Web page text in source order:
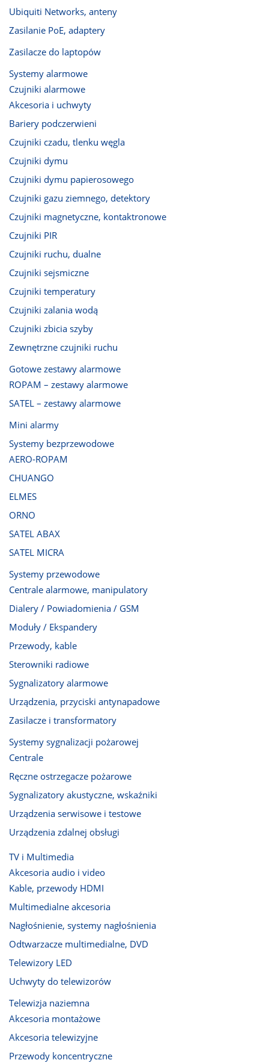
Ubiquiti Networks, anteny
Zasilanie PoE, adaptery
Zasilacze do laptopów
Systemy alarmowe
Czujniki alarmowe
Akcesoria i uchwyty
Bariery podczerwieni
Czujniki czadu, tlenku węgla
Czujniki dymu
Czujniki dymu papierosowego
Czujniki gazu ziemnego, detektory
Czujniki magnetyczne, kontaktronowe
Czujniki PIR
Czujniki ruchu, dualne
Czujniki sejsmiczne
Czujniki temperatury
Czujniki zalania wodą
Czujniki zbicia szyby
Zewnętrzne czujniki ruchu
Gotowe zestawy alarmowe
ROPAM – zestawy alarmowe
SATEL – zestawy alarmowe
Mini alarmy
Systemy bezprzewodowe
AERO-ROPAM
CHUANGO
ELMES
ORNO
SATEL ABAX
SATEL MICRA
Systemy przewodowe
Centrale alarmowe, manipulatory
Dialery / Powiadomienia / GSM
Moduły / Ekspandery
Przewody, kable
Sterowniki radiowe
Sygnalizatory alarmowe
Urządzenia, przyciski antynapadowe
Zasilacze i transformatory
Systemy sygnalizacji pożarowej
Centrale
Ręczne ostrzegacze pożarowe
Sygnalizatory akustyczne, wskaźniki
Urządzenia serwisowe i testowe
Urządzenia zdalnej obsługi
TV i Multimedia
Akcesoria audio i video
Kable, przewody HDMI
Multimedialne akcesoria
Nagłośnienie, systemy nagłośnienia
Odtwarzacze multimedialne, DVD
Telewizory LED
Uchwyty do telewizorów
Telewizja naziemna
Akcesoria montażowe
Akcesoria telewizyjne
Przewody koncentryczne